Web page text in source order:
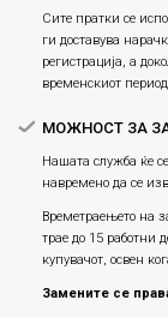
Сите пратки се
ги доставува
регистрација, а
временскиот
МОЖНОСТ ЗА
Нашата служба ќе
навремено да се
Времетраењето на
трае до 15 работни
купувачот, освен
Замените се